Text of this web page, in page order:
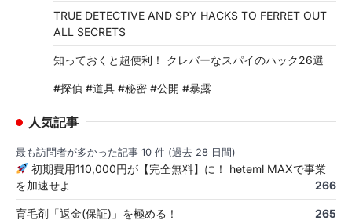
TRUE DETECTIVE AND SPY HACKS TO FERRET OUT
ALL SECRETS
知っておくと超便利！ クレバーなスパイのハック26選
#探偵 #道具 #秘密 #公開 #暴露
人気記事
最も訪問者が多かった記事 10 件 (過去 28 日間)
初期費用110,000円が【完全無料】に！ heteml MAXで事業
を加速せよ
266
育毛剤「返金(保証)」を極める！ 265